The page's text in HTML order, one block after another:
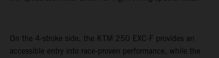
On the 4-stroke side, the KTM 250 EXC-F provides an
accessible entry into race-proven performance, while the